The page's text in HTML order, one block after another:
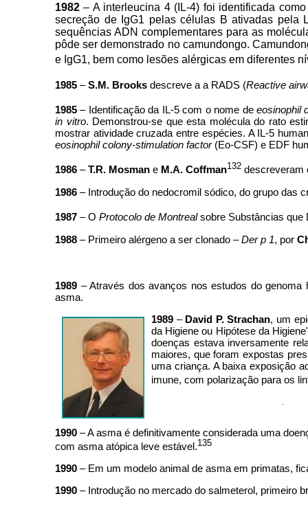
1982– A interleucina 4 (IL-4) foi identificada
secreção de IgG1 pelas células B ativadas pela
sequências ADN complementares para as
pôde ser demonstrado no camundongo.
e IgG1, bem como lesões alérgicas em diferentes
1985 –S.M. Brooks descreve a a RADS (Reactive
1985– Identificação da IL-5 com o nome de eosinophil
in vitro. Demonstrou-se que esta molécula do rato
mostrar atividade cruzada entre espécies. A IL-5
eosinophil colony-stimulation factor (Eo-CSF) e EDF
1986 –T.R. Mosman e M.A. Coffman132 descreveram
1986 – Introdução do nedocromil sódico, do grupo das
1987 – O Protocolo de Montrealsobre Substâncias que
1988 – Primeiro alérgeno a ser clonado –Der p 1, por
1989 – Através dos avanços nos estudos do
asma.
1989 – David P. Strachan, um
da Higiene ou Hipótese da
doenças estava inversamente
maiores, que foram expostas
uma criança. A baixa exposição
imune, com polarização para os
.
1990 – A asma é definitivamente considerada uma
com asma atópica leve estável.135
1990 – Em um modelo animal de asma em primatas,
1990 – Introdução no mercado do salmeterol, primeiro